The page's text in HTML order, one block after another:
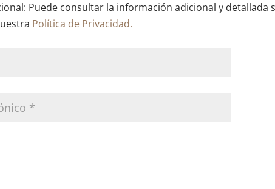
Puede consultar la información adicional y detallada
Política de Privacidad.